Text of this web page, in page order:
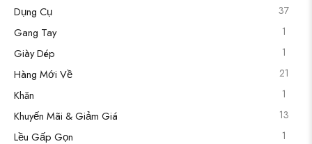
Dụng Cụ 37
Gang Tay 1
Giày Dép 1
Hàng Mới Về 21
Khăn 1
Khuyến Mãi & Giảm Giá 13
Lều Gấp Gọn 1